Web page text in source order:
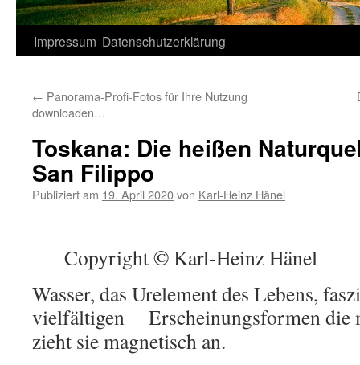
Zum
springen
Impressum Datenschutzerklärung
← Panorama-Profi-Fotos für Ihre Nutzung
downloaden…
Toskana: Die heißen
San Filippo
Publiziert am 19. April 2020von Karl-Heinz Hänel
Copyright © Karl-Heinz Hänel
Wasser, das Urelement des Lebens,
vielfältigen Erscheinungsformen die
zieht sie magnetisch an.